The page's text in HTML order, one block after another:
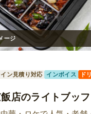
ージ
ン見積り対応 インボイス ド
店のライトブッフ